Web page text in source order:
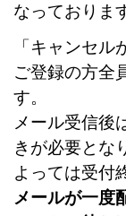
なっておりま
「キャンセ
ご登録の方全
す。
メール受信後
きが必要とな
よっては受付
メールが一度